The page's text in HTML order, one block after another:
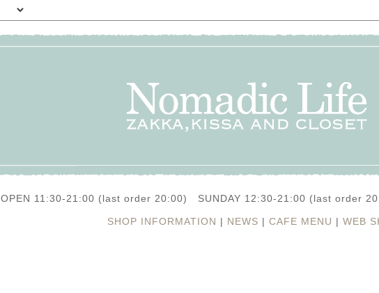
OPEN 11:30-21:00 (last order 20:00) SUNDAY 12:30-21:00 (last order
SHOP INFORMATION | NEWS | CAFE MENU | WEB